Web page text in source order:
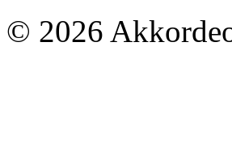
© 2026